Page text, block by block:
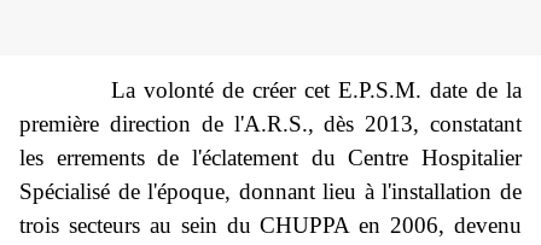
La volonté de créer cet E.P.S.M. date de la
première direction de l'A.R.S., dès 2013, constatant
les errements de l'éclatement du Centre Hospitalier
Spécialisé de l'époque, donnant lieu à l'installation de
trois secteurs au sein du CHUPPA en 2006, devenu